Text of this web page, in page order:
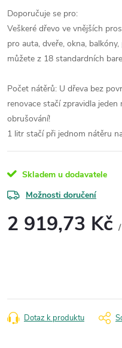
Doporučuje se pro:
Veškeré dřevo ve vnějších
pro auta, dveře, okna,
můžete z 18 standardních
Počet nátěrů: U dřeva bez
renovace stačí zpravidla
obrušování!
1 litr stačí při jednom nátěru
Skladem u dodavatele
Možnosti doručení
2 919,73 Kč
Dotaz k produktu